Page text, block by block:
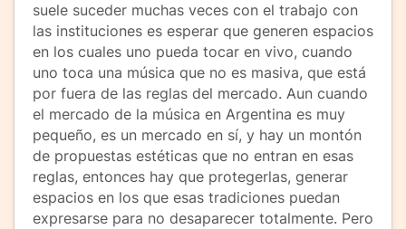
suele suceder muchas veces con el trabajo con
las instituciones es esperar que generen espacios
en los cuales uno pueda tocar en vivo, cuando
uno toca una música que no es masiva, que está
por fuera de las reglas del mercado. Aun cuando
el mercado de la música en Argentina es muy
pequeño, es un mercado en sí, y hay un montón
de propuestas estéticas que no entran en esas
reglas, entonces hay que protegerlas, generar
espacios en los que esas tradiciones puedan
expresarse para no desaparecer totalmente. Pero